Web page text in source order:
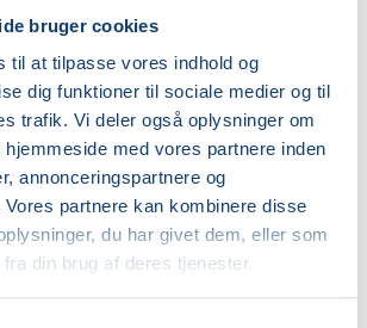
bruger cookies
til at tilpasse vores indhold og
dig funktioner til sociale medier og til
trafik. Vi deler også oplysninger om
med vores partnere inden
annonceringspartnere og
partnere kan kombinere disse
du har givet dem, eller som
din brug af deres tjenester.